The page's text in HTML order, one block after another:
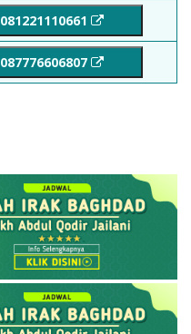
081221110661
087776606807